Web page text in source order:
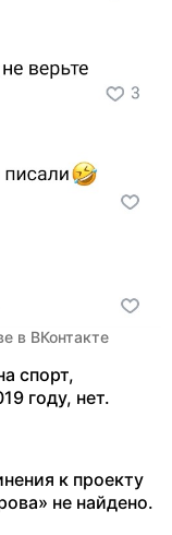
в ВКонтакте
спорт,
году, нет.
к проекту
не найдено.